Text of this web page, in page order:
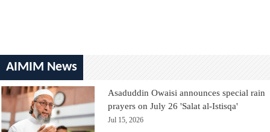
AIMIM News
Asaduddin Owaisi announces special rain
prayers on July 26 'Salat al-Istisqa'
Jul 15, 2026